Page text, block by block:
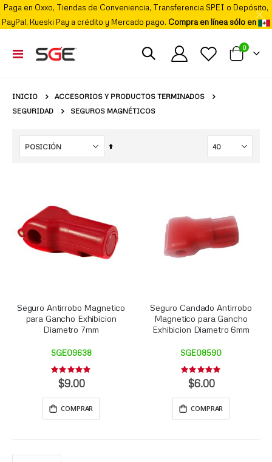
Paga en Oxxo, Tiendas de Conveniencia, Transferencia SPEI o Depósito,
PayPal, Kueski Pay a crédito y Mercado pago. Compra en línea sólo en
Cambiar
Nav
Mi carrito
0
INICIO
ACCESORIOS Y PRODUCTOS TERMINADOS
SEGURIDAD
SEGUROS MAGNÉTICOS
Fijar
Seguro Antirrobo Magnetico
para Gancho Exhibicion
Diametro 7mm
SGE09638
Rating:
0%$9.00
COMPRAR
Seguro Candado Antirrobo
Magnetico para Gancho
Exhibicion Diametro 6mm
SGE08590
Rating:
0%$6.00
COMPRAR